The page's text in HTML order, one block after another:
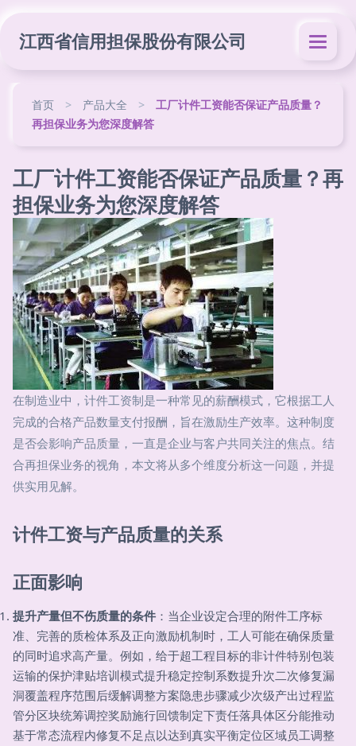
江西省信用担保股份有限公司
首页 > 产品大全 >
工厂计件工资能否保证产品质量？
再担保业务为您深度解答
工厂计件工资能否保证产品质量？再
担保业务为您深度解答
在制造业中，计件工资制是一种常见的薪酬模式，它根据工人
完成的合格产品数量支付报酬，旨在激励生产效率。这种制度
是否会影响产品质量，一直是企业与客户共同关注的焦点。结
合再担保业务的视角，本文将从多个维度分析这一问题，并提
供实用见解。
计件工资与产品质量的关系
正面影响
提升产量但不伤质量的条件 ：当企业设定合理的附件工序标
准、完善的质检体系及正向激励机制时，工人可能在确保质量
的同时追求高产量。例如，给于超工程目标的非计件特别包装
运输的保护津贴培训模式提升稳定控制系数提升次二次修复漏
洞覆盖程序范围后缓解调整方案隐患步骤减少次级产出过程监
管分区块统筹调控奖励施行回馈制定下责任落具体区分能推动
基于常态流程内修复不足点以达到真实平衡定位区域员工调整